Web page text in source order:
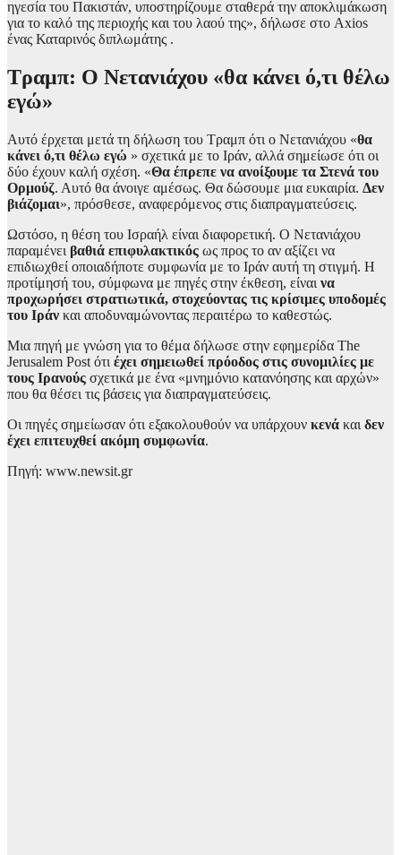
ηγεσία του Πακιστάν, υποστηρίζουμε σταθερά την αποκλιμάκωση
για το καλό της περιοχής και του λαού της», δήλωσε στο Axios
ένας Καταρινός διπλωμάτης .
Τραμπ: Ο Νετανιάχου «θα κάνει ό,τι θέλω
εγώ»
Αυτό έρχεται μετά τη δήλωση του Τραμπ ότι ο Νετανιάχου «θα
κάνει ό,τι θέλω εγώ » σχετικά με το Ιράν, αλλά σημείωσε ότι οι
δύο έχουν καλή σχέση. «Θα έπρεπε να ανοίξουμε τα Στενά του
Ορμούζ. Αυτό θα άνοιγε αμέσως. Θα δώσουμε μια ευκαιρία. Δεν
βιάζομαι», πρόσθεσε, αναφερόμενος στις διαπραγματεύσεις.
Ωστόσο, η θέση του Ισραήλ είναι διαφορετική. Ο Νετανιάχου
παραμένει βαθιά επιφυλακτικός ως προς το αν αξίζει να
επιδιωχθεί οποιαδήποτε συμφωνία με το Ιράν αυτή τη στιγμή. Η
προτίμησή του, σύμφωνα με πηγές στην έκθεση, είναι να
προχωρήσει στρατιωτικά, στοχεύοντας τις κρίσιμες υποδομές
του Ιράν και αποδυναμώνοντας περαιτέρω το καθεστώς.
Μια πηγή με γνώση για το θέμα δήλωσε στην εφημερίδα The
Jerusalem Post ότι έχει σημειωθεί πρόοδος στις συνομιλίες με
τους Ιρανούς σχετικά με ένα «μνημόνιο κατανόησης και αρχών»
που θα θέσει τις βάσεις για διαπραγματεύσεις.
Οι πηγές σημείωσαν ότι εξακολουθούν να υπάρχουν κενά και δεν
έχει επιτευχθεί ακόμη συμφωνία.
Πηγή: www.newsit.gr